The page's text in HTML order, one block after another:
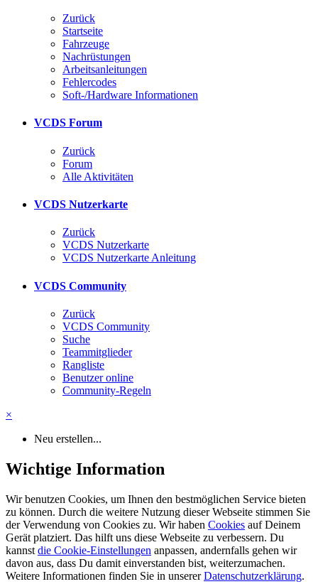
Zurück
Startseite
Fahrzeuge
Nachrüstungen
Arbeitsanleitungen
Fehlercodes
Soft-/Hardware Informationen
VCDS Forum
Zurück
Forum
Alle Aktivitäten
VCDS Nutzerkarte
Zurück
VCDS Nutzerkarte
VCDS Nutzerkarte Anleitung
VCDS Community
Zurück
VCDS Community
Suche
Teammitglieder
Rangliste
Benutzer online
Community-Regeln
×
Neu erstellen...
Wichtige Information
Wir benutzen Cookies, um Ihnen den bestmöglichen Service bieten
zu können. Durch die weitere Nutzung dieser Webseite stimmen Sie
der Verwendung von Cookies zu. Wir haben Cookies auf Deinem
Gerät platziert. Das hilft uns diese Webseite zu verbessern. Du
kannst die Cookie-Einstellungen anpassen, andernfalls gehen wir
davon aus, dass Du damit einverstanden bist, weiterzumachen.
Weitere Informationen finden Sie in unsererDatenschutzerklärung.